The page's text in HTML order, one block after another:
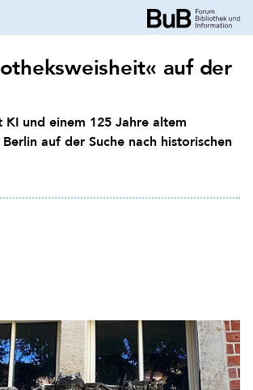
auf der
und einem 125 Jahre altem
auf der Suche nach historischen